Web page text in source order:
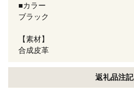
■カラー
ブラック
【素材】
合成皮革
返礼品注記